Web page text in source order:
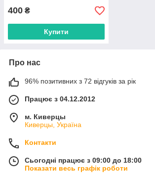
400 ₴
Купити
Про нас
96% позитивних з 72 відгуків за рік
Працює з 04.12.2012
м. Киверцы
Киверцы, Україна
Контакти
Сьогодні працює з 09:00 до 18:00
Показати весь графік роботи